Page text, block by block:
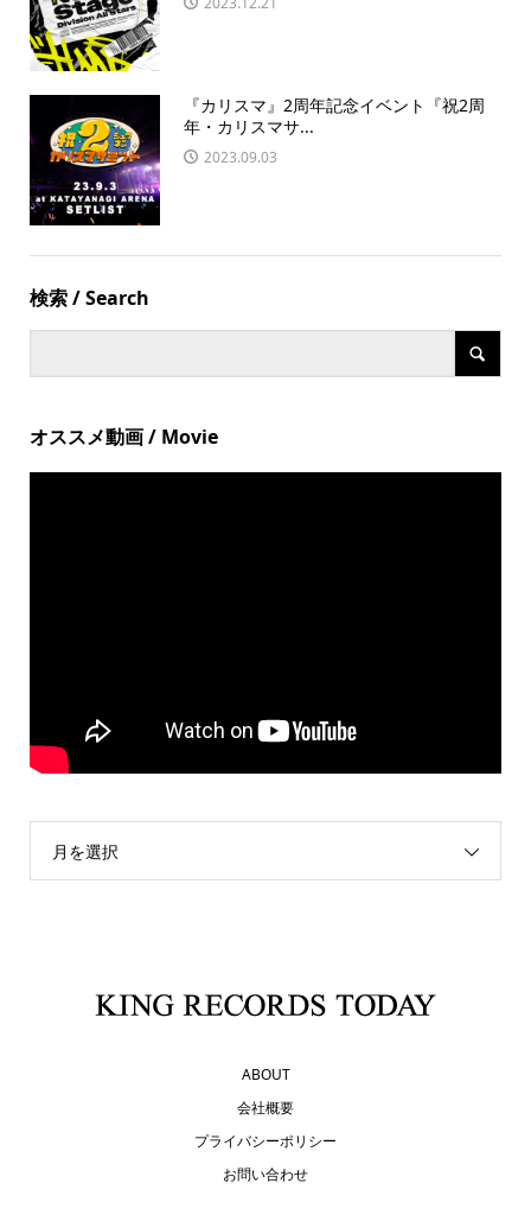
『カリスマ』2周年記念イベント『祝2周
年・カリスマサ...
2023.09.03
検索 / Search
オススメ動画 / Movie
月を選択
ABOUT
会社概要
プライバシーポリシー
お問い合わせ